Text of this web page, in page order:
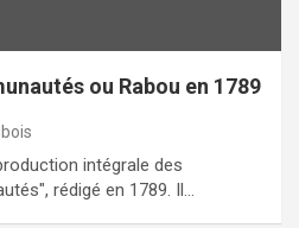
ou Rabou en 1789
intégrale des
rédigé en 1789. Il…